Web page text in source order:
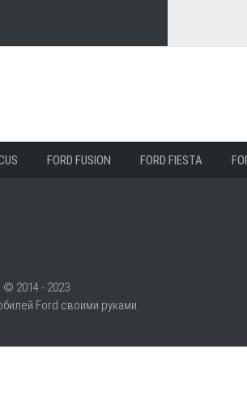
FORD FUSION FORD FIESTA
© 2014 - 2023
Ford своими руками.